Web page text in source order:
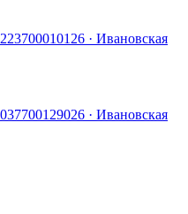
· Ивановская
· Ивановская